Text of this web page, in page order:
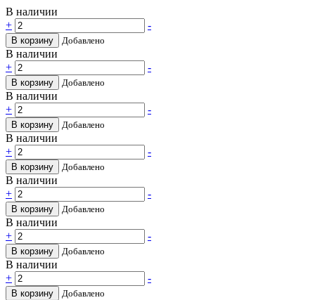
В наличии
+
-
В корзину Добавлено
В наличии
+
-
В корзину Добавлено
В наличии
+
-
В корзину Добавлено
В наличии
+
-
В корзину Добавлено
В наличии
+
-
В корзину Добавлено
В наличии
+
-
В корзину Добавлено
В наличии
+
-
В корзину Добавлено